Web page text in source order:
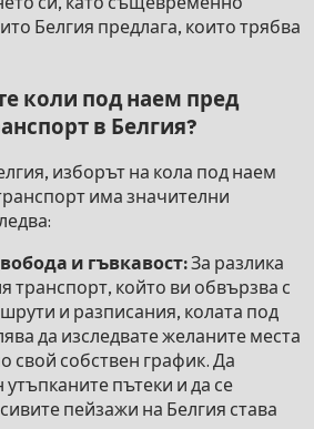
Белгия предлага, които трябва
коли под наем пред
в Белгия?
изборът на кола под наем
има значителни
и гъвкавост:За разлика
транспорт, който ви обвързва с
и разписания, колата под
да изследвате желаните места
свой собствен график. Да
утъпканите пътеки и да се
пейзажи на Белгия става